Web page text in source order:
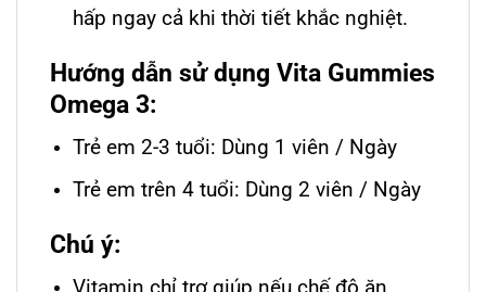
hấp ngay cả khi thời tiết khắc nghiệt.
Hướng dẫn sử dụng Vita Gummies
Omega 3:
Trẻ em 2-3 tuổi: Dùng 1 viên / Ngày
Trẻ em trên 4 tuổi: Dùng 2 viên / Ngày
Chú ý:
Vitamin chỉ trợ giúp nếu chế độ ăn